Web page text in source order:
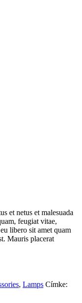
et netus et malesuada
feugiat vitae,
libero sit amet quam
Mauris placerat
, Lamps Címke: